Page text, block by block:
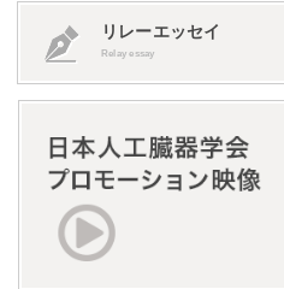
リレーエッセイ
Relay essay